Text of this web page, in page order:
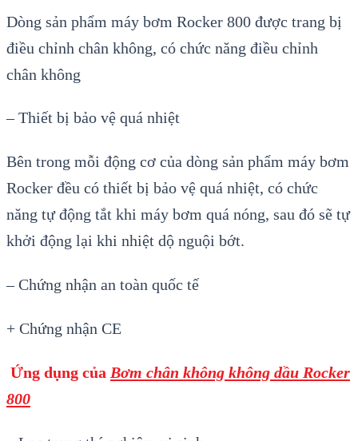
Dòng sản phẩm máy bơm Rocker 800 được trang bị
điều chỉnh chân không, có chức năng điều chỉnh
chân không
– Thiết bị bảo vệ quá nhiệt
Bên trong mỗi động cơ của dòng sản phẩm máy bơm
Rocker đều có thiết bị bảo vệ quá nhiệt, có chức
năng tự động tắt khi máy bơm quá nóng, sau đó sẽ tự
khởi động lại khi nhiệt dộ nguội bớt.
– Chứng nhận an toàn quốc tế
+ Chứng nhận CE
Ứng dụng của Bơm chân không không dầu Rocker
800